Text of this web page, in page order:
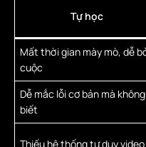
Tự học
Mất thời gian mày mò, dễ
cuộc
Dễ mắc lỗi cơ bản mà không
biết
Thiếu hệ thống tư duy video